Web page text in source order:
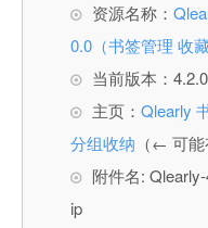
资源名称：
0.0（书签管理 收
当前版本：
主页： Qlearly
分组收纳 （← 可能
附件名:
ip